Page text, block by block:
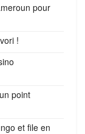
pour
!
point
et file en